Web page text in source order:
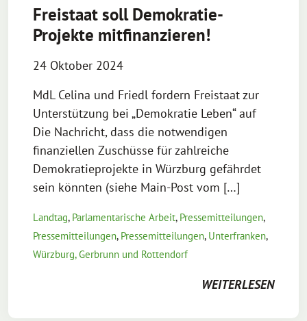
Freistaat soll Demokratie-
Projekte mitfinanzieren!
24 Oktober 2024
MdL Celina und Friedl fordern Freistaat zur
Unterstützung bei „Demokratie Leben“ auf
Die Nachricht, dass die notwendigen
finanziellen Zuschüsse für zahlreiche
Demokratieprojekte in Würzburg gefährdet
sein könnten (siehe Main-Post vom […]
Landtag, Parlamentarische Arbeit, Pressemitteilungen,
Pressemitteilungen, Pressemitteilungen, Unterfranken,
Würzburg, Gerbrunn und Rottendorf
WEITERLESEN